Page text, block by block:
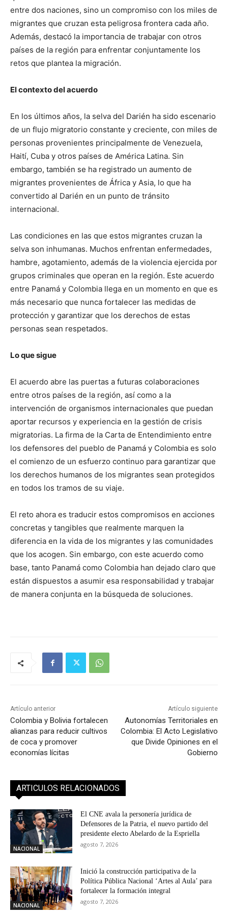
entre dos naciones, sino un compromiso con los miles de
migrantes que cruzan esta peligrosa frontera cada año.
Además, destacó la importancia de trabajar con otros
países de la región para enfrentar conjuntamente los
retos que plantea la migración.
El contexto del acuerdo
En los últimos años, la selva del Darién ha sido escenario
de un flujo migratorio constante y creciente, con miles de
personas provenientes principalmente de Venezuela,
Haití, Cuba y otros países de América Latina. Sin
embargo, también se ha registrado un aumento de
migrantes provenientes de África y Asia, lo que ha
convertido al Darién en un punto de tránsito
internacional.
Las condiciones en las que estos migrantes cruzan la
selva son inhumanas. Muchos enfrentan enfermedades,
hambre, agotamiento, además de la violencia ejercida por
grupos criminales que operan en la región. Este acuerdo
entre Panamá y Colombia llega en un momento en que es
más necesario que nunca fortalecer las medidas de
protección y garantizar que los derechos de estas
personas sean respetados.
Lo que sigue
El acuerdo abre las puertas a futuras colaboraciones
entre otros países de la región, así como a la
intervención de organismos internacionales que puedan
aportar recursos y experiencia en la gestión de crisis
migratorias. La firma de la Carta de Entendimiento entre
los defensores del pueblo de Panamá y Colombia es solo
el comienzo de un esfuerzo continuo para garantizar que
los derechos humanos de los migrantes sean protegidos
en todos los tramos de su viaje.
El reto ahora es traducir estos compromisos en acciones
concretas y tangibles que realmente marquen la
diferencia en la vida de los migrantes y las comunidades
que los acogen. Sin embargo, con este acuerdo como
base, tanto Panamá como Colombia han dejado claro que
están dispuestos a asumir esa responsabilidad y trabajar
de manera conjunta en la búsqueda de soluciones.
Artículo anterior
Colombia y Bolivia fortalecen
alianzas para reducir cultivos
de coca y promover
economías lícitas
Artículo siguiente
Autonomías Territoriales en
Colombia: El Acto Legislativo
que Divide Opiniones en el
Gobierno
ARTICULOS RELACIONADOS
NACIONAL
El CNE avala la personería jurídica de
Defensores de la Patria, el nuevo partido del
presidente electo Abelardo de la Espriella
agosto 7, 2026
NACIONAL
Inició la construcción participativa de la
Política Pública Nacional ‘Artes al Aula’ para
fortalecer la formación integral
agosto 7, 2026